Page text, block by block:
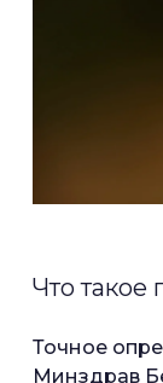
Что такое
Точное
Минздрав